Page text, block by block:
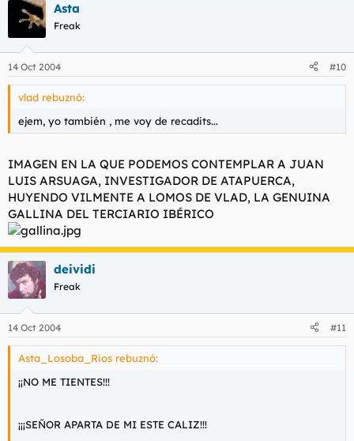
Asta
Freak
14 Oct 2004 #10
vlad rebuznó:
ejem, yo también , me voy de recadits...
IMAGEN EN LA QUE PODEMOS CONTEMPLAR A JUAN
LUIS ARSUAGA, INVESTIGADOR DE ATAPUERCA,
HUYENDO VILMENTE A LOMOS DE VLAD, LA GENUINA
GALLINA DEL TERCIARIO IBÉRICO
deividi
Freak
14 Oct 2004 #11
Asta_Losoba_Rios rebuznó:
¡¡NO ME TIENTES!!!
¡¡¡SEÑOR APARTA DE MI ESTE CALIZ!!!